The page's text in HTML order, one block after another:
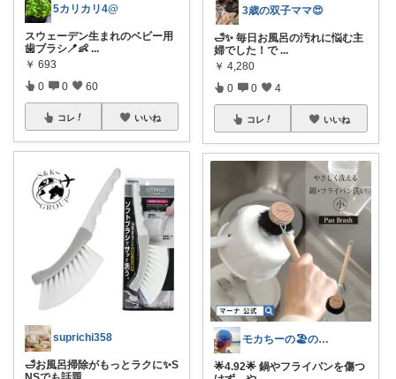
5カリカリ4@
スウェーデン生まれのベビー用
歯ブラシ🪥👶 ...
￥ 693
0 0 60
コレ いいね
suprichi358
🛁お風呂掃除がもっとラクに✨S
3歳の双子ママ😍
🛁✨ 毎日お風呂の汚れに悩む主
婦でした！で ...
￥ 4,280
0 0 4
コレ いいね
モカちーの🏖️のんびりライフ🐈✨
🌟4.92🌟 鍋やフライパンを傷つ